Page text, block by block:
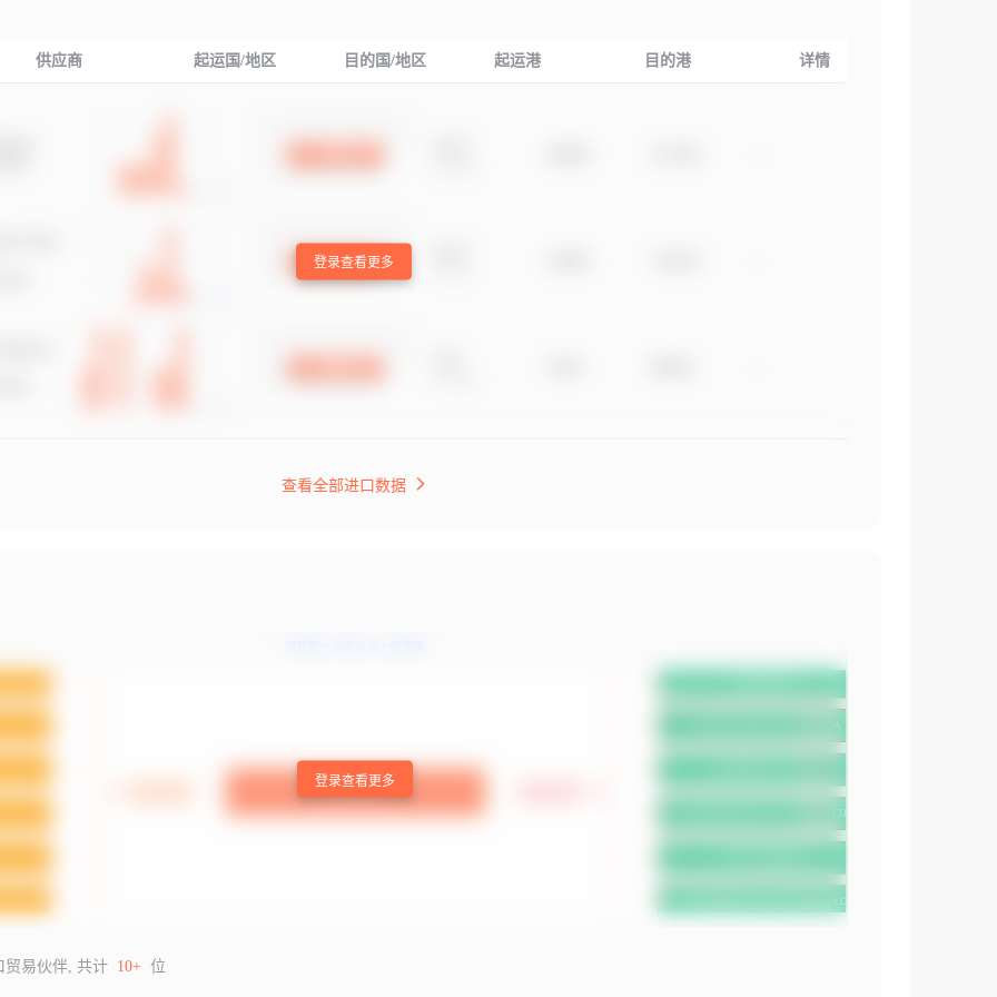
供应商 起运国/地区 目的国/地区 起运港 目的港 详情
登录查看更多
查看全部进口数据
登录查看更多
贸易伙伴, 共计 10+ 位